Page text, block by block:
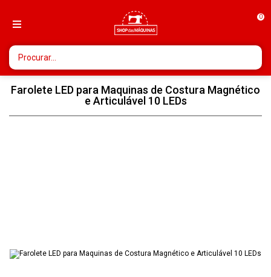
0
Farolete LED para Maquinas de Costura Magnético
e Articulável 10 LEDs